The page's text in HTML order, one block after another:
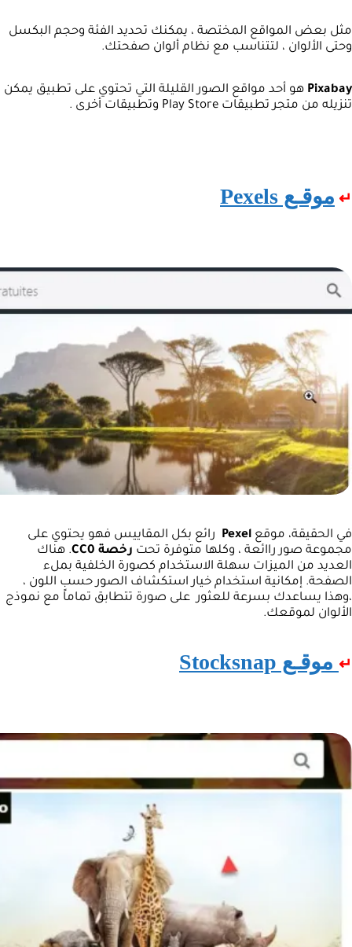
مثل بعض المواقع المختصة ، يمكنك تحديد الفئة وحجم البكسل
وحتى الألوان ، لتتناسب مع نظام ألوان صفحتك.
Pixabay هو أحد مواقع الصور القليلة التي تحتوي على تطبيق يمكن
تنزيله من متجر تطبيقات Play Store وتطبيقات أخرى .
↵ موقـع Pexels
في الحقيقة، موقع Pexel رائع بكل المقاييس فهو يحتوي على
مجموعة صور راائعة ، وكلها متوفرة تحت رخصة CC0
. هناك
العديد من الميزات سهلة الاستخدام كصورة الخلفية بملء
الصفحة. إمكانية استخدام خيار استكشاف الصور حسب اللون ،
،وهذا يساعدك بسرعة للعثور على صورة تتطابق تماماً مع نموذج
الألوان لموقعك.
↵ موقـع Stocksnap